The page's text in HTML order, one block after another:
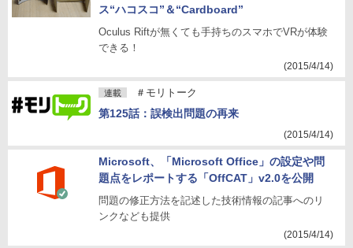
ス“ハコスコ”＆“Cardboard”
Oculus Riftが無くても手持ちのスマホでVRが体験
できる！
(2015/4/14)
連載 ＃モリトーク
第125話：誤検出問題の再来
(2015/4/14)
Microsoft、「Microsoft Office」の設定や問
題点をレポートする「OffCAT」v2.0を公開
問題の修正方法を記述した技術情報の記事へのリ
ンクなども提供
(2015/4/14)